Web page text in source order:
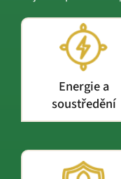
Energie a
soustředění